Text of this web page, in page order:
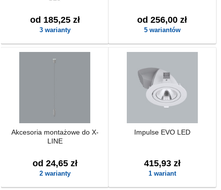
od 185,25 zł
3 warianty
od 256,00 zł
5 wariantów
Akcesoria montażowe do X-
LINE
od 24,65 zł
2 warianty
Impulse EVO LED
415,93 zł
1 wariant